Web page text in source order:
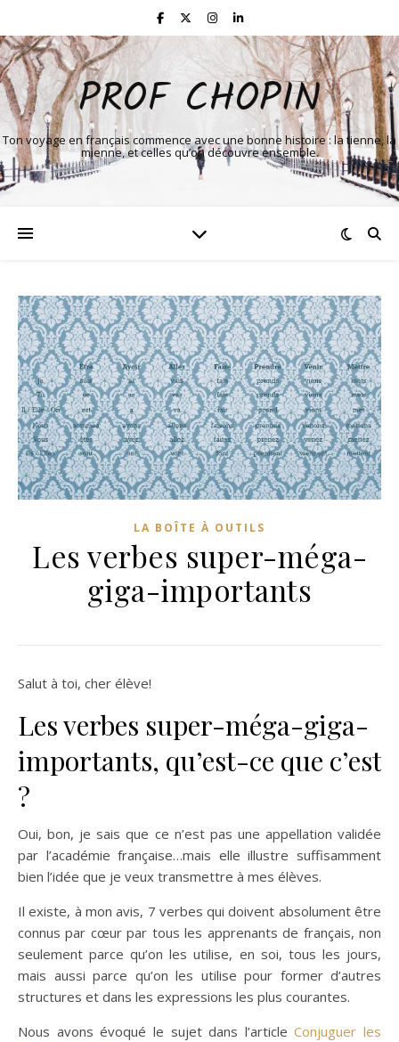
PROF CHOPIN
Ton voyage en français commence avec une bonne histoire : la tienne, la
mienne, et celles qu’on découvre ensemble.
LA BOÎTE À OUTILS
Les verbes super-méga-
giga-importants
Salut à toi, cher élève!
Les verbes super-méga-giga-
importants, qu’est-ce que c’est
?
Oui, bon, je sais que ce n’est pas une appellation validée
par l’académie française…mais elle illustre suffisamment
bien l’idée que je veux transmettre à mes élèves.
Il existe, à mon avis, 7 verbes qui doivent absolument être
connus par cœur par tous les apprenants de français, non
seulement parce qu’on les utilise, en soi, tous les jours,
mais aussi parce qu’on les utilise pour former d’autres
structures et dans les expressions les plus courantes.
Nous avons évoqué le sujet dans l’articleConjuguer les